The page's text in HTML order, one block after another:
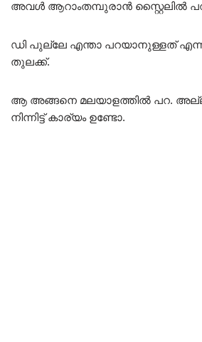
അവൾ ആറാംതമ്പുരാൻ സ്റ്റൈലിൽ
ഡി പുല്ലേ എന്താ പറയാനുള്ളത്
തുലക്ക്.
ആ അങ്ങനെ മലയാളത്തിൽ പറ.
നിന്നിട്ട് കാര്യം ഉണ്ടോ.